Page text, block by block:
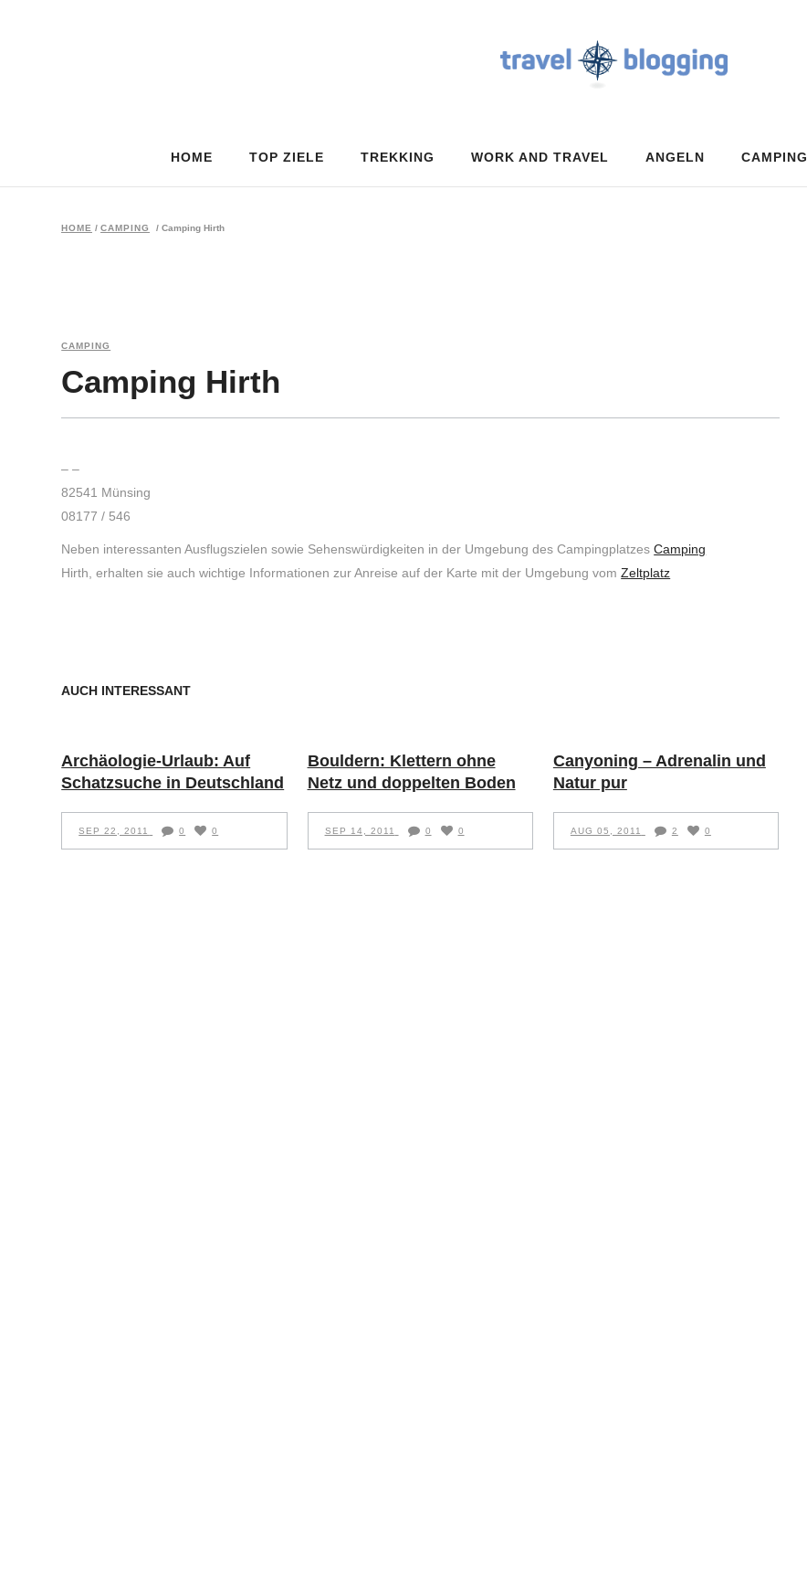
HOME TOP ZIELE TREKKING WORK AND TRAVEL ANGELN CAMPING
HOME / CAMPING / Camping Hirth
CAMPING
Camping Hirth
– –
82541 Münsing
08177 / 546
Neben interessanten Ausflugszielen sowie Sehenswürdigkeiten in der Umgebung des CampingplatzesCamping
Hirth, erhalten sie auch wichtige Informationen zur Anreise auf der Karte mit der Umgebung vomZeltplatz
AUCH INTERESSANT
Archäologie-Urlaub: Auf
Schatzsuche in Deutschland
SEP 22, 2011 0 0
Bouldern: Klettern ohne
Netz und doppelten Boden
SEP 14, 2011 0 0
Canyoning – Adrenalin und
Natur pur
AUG 05, 2011 2 0